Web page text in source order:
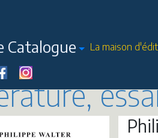
Catalogue La maison